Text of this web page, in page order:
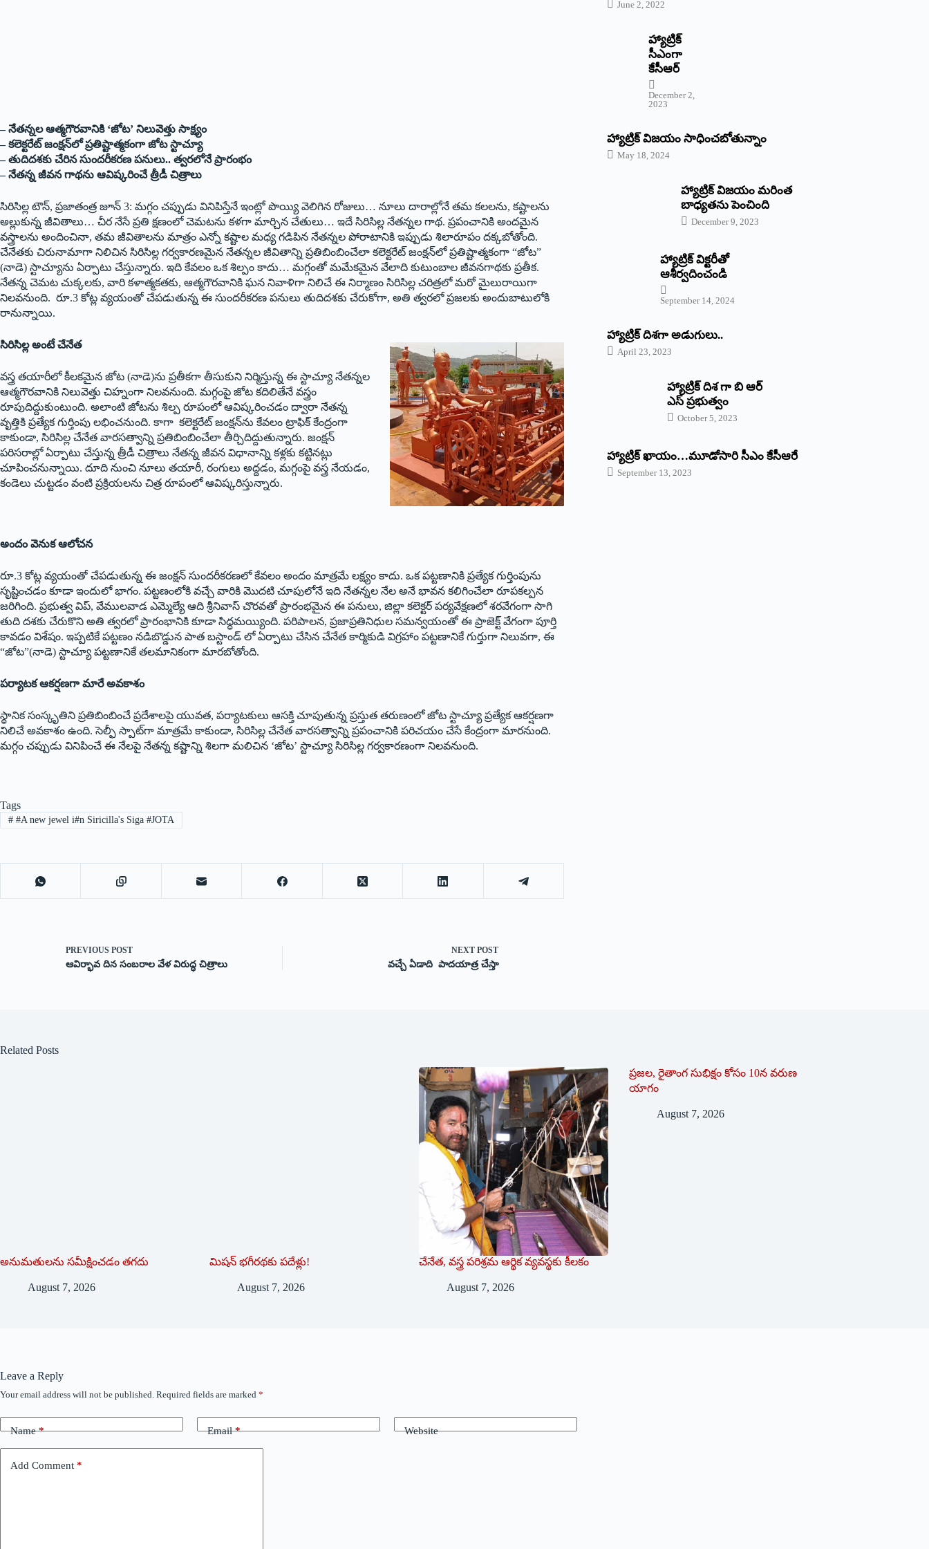
– నేతన్నల ఆత్మగౌరవానికి ‘జోట’ నిలువెత్తు సాక్ష్యం
– కలెక్టరేట్ జంక్షన్‌లో ప్రతిష్టాత్మకంగా జోట స్టాచ్యూ
– తుదిదశకు చేరిన సుందరీకరణ పనులు.. త్వరలోనే ప్రారంభం
– నేతన్న జీవన గాథను ఆవిష్కరించే త్రీడీ చిత్రాలు
సిరిసిల్ల టౌన్, ప్రజాతంత్ర జూన్ 3: మగ్గం చప్పుడు వినిపిస్తేనే ఇంట్లో పొయ్యి వెలిగిన రోజులు… నూలు దారాల్లోనే తమ కలలను, కష్టాలను
అల్లుకున్న జీవితాలు… చీర నేసే ప్రతి క్షణంలో చెమటను కళగా మార్చిన చేతులు… ఇదే సిరిసిల్ల నేతన్నల గాథ. ప్రపంచానికి అందమైన
వస్త్రాలను అందించినా, తమ జీవితాలను మాత్రం ఎన్నో కష్టాల మధ్య గడిపిన నేతన్నల పోరాటానికి ఇప్పుడు శిలారూపం దక్కబోతోంది.
చేనేతకు చిరునామాగా నిలిచిన సిరిసిల్ల గర్వకారణమైన నేతన్నల జీవితాన్ని ప్రతిబింబించేలా కలెక్టరేట్ జంక్షన్‌లో ప్రతిష్టాత్మకంగా “జోట”
(నాడె) స్టాచ్యూను ఏర్పాటు చేస్తున్నారు. ఇది కేవలం ఒక శిల్పం కాదు… మగ్గంతో మమేకమైన వేలాది కుటుంబాల జీవనగాథకు ప్రతీక.
నేతన్న చెమట చుక్కలకు, వారి కళాత్మకతకు, ఆత్మగౌరవానికి ఘన నివాళిగా నిలిచే ఈ నిర్మాణం సిరిసిల్ల చరిత్రలో మరో మైలురాయిగా
నిలవనుంది. రూ.3 కోట్ల వ్యయంతో చేపడుతున్న ఈ సుందరీకరణ పనులు తుదిదశకు చేరుకోగా, అతి త్వరలో ప్రజలకు అందుబాటులోకి
రానున్నాయి.
సిరిసిల్ల అంటే చేనేత
వస్త్ర తయారీలో కీలకమైన జోట (నాడె)ను ప్రతీకగా తీసుకుని నిర్మిస్తున్న ఈ స్టాచ్యూ నేతన్నల
ఆత్మగౌరవానికి నిలువెత్తు చిహ్నంగా నిలవనుంది. మగ్గంపై జోట కదిలితేనే వస్త్రం
రూపుదిద్దుకుంటుంది. అలాంటి జోటను శిల్ప రూపంలో ఆవిష్కరించడం ద్వారా నేతన్న
వృత్తికి ప్రత్యేక గుర్తింపు లభించనుంది. కాగా కలెక్టరేట్ జంక్షన్‌ను కేవలం ట్రాఫిక్ కేంద్రంగా
కాకుండా, సిరిసిల్ల చేనేత వారసత్వాన్ని ప్రతిబింబించేలా తీర్చిదిద్దుతున్నారు. జంక్షన్
పరిసరాల్లో ఏర్పాటు చేస్తున్న త్రీడీ చిత్రాలు నేతన్న జీవన విధానాన్ని కళ్లకు కట్టినట్లు
చూపించనున్నాయి. దూది నుంచి నూలు తయారీ, రంగులు అద్దడం, మగ్గంపై వస్త్ర నేయడం,
కండెలు చుట్టడం వంటి ప్రక్రియలను చిత్ర రూపంలో ఆవిష్కరిస్తున్నారు.
అందం వెనుక ఆలోచన
రూ.3 కోట్ల వ్యయంతో చేపడుతున్న ఈ జంక్షన్ సుందరీకరణలో కేవలం అందం మాత్రమే లక్ష్యం కాదు. ఒక పట్టణానికి ప్రత్యేక గుర్తింపును
సృష్టించడం కూడా ఇందులో భాగం. పట్టణంలోకి వచ్చే వారికి మొదటి చూపులోనే ఇది నేతన్నల నేల అనే భావన కలిగించేలా రూపకల్పన
జరిగింది. ప్రభుత్వ విప్, వేములవాడ ఎమ్మెల్యే ఆది శ్రీనివాస్ చొరవతో ప్రారంభమైన ఈ పనులు, జిల్లా కలెక్టర్ పర్యవేక్షణలో శరవేగంగా సాగి
తుది దశకు చేరుకొని అతి త్వరలో ప్రారంభానికి కూడా సిద్ధమయ్యింది. పరిపాలన, ప్రజాప్రతినిధుల సమన్వయంతో ఈ ప్రాజెక్ట్ వేగంగా పూర్తి
కావడం విశేషం. ఇప్పటికే పట్టణం నడిబొడ్డున పాత బస్టాండ్ లో ఏర్పాటు చేసిన చేనేత కార్మికుడి విగ్రహాం పట్టణానికే గుర్తుగా నిలువగా, ఈ
“జోట”(నాడె) స్టాచ్యూ పట్టణానికే తలమానికంగా మారబోతోంది.
పర్యాటక ఆకర్షణగా మారే అవకాశం
స్థానిక సంస్కృతిని ప్రతిబింబించే ప్రదేశాలపై యువత, పర్యాటకులు ఆసక్తి చూపుతున్న ప్రస్తుత తరుణంలో జోట స్టాచ్యూ ప్రత్యేక ఆకర్షణగా
నిలిచే అవకాశం ఉంది. సెల్ఫీ స్పాట్‌గా మాత్రమే కాకుండా, సిరిసిల్ల చేనేత వారసత్వాన్ని ప్రపంచానికి పరిచయం చేసే కేంద్రంగా మారనుంది.
మగ్గం చప్పుడు వినిపించే ఈ నేలపై నేతన్న కష్టాన్ని శిలగా మలిచిన ‘జోట’ స్టాచ్యూ సిరిసిల్ల గర్వకారణంగా నిలవనుంది.
Tags
##A new jewel i#n Siricilla's Siga #JOTA
PREVIOUS POST
ఆవిర్భావ దిన సంబరాల వేళ‌ విరుద్ధ చిత్రాలు
NEXTPOST
వచ్చే ఏడాది పాదయాత్ర చేస్తా
June 2, 2022
హ్యాట్రిక్‌
‌సీఎంగా
కేసీఆర్‌
December 2,
2023
హ్యాట్రిక్‌ విజయం సాధించబోతున్నాం
May 18, 2024
హ్యాట్రిక్ విజయం మరింత
బాధ్యతను పెంచింది
December 9, 2023
హ్యాట్రిక్‌ ‌విక్టరీతో
ఆశీర్వదించండి
September 14, 2024
‌హ్యాట్రిక్‌ ‌దిశగా అడుగులు..
April 23, 2023
హ్యాట్రిక్ దిశ గా బి ఆర్
ఎస్ ప్రభుత్వం
October 5, 2023
హ్యాట్రిక్‌ ‌ఖాయం…మూడోసారి సీఎం కేసీఆరే
September 13, 2023
Related Posts
అనుమ‌తుల‌ను స‌మీక్షించ‌డం త‌గ‌దు
August 7, 2026
మిషన్ భగీరథకు పదేళ్లు!
August 7, 2026
చేనేత, వస్త్ర పరిశ్రమ ఆర్థిక వ్యవస్థకు కీలకం
August 7, 2026
ప్రజల, రైతాంగ సుభిక్షం కోసం 10న వరుణ
యాగం
August 7, 2026
Leave a Reply
Your email address will not be published. Required fields are marked *
Name* Email* Website
Add Comment *